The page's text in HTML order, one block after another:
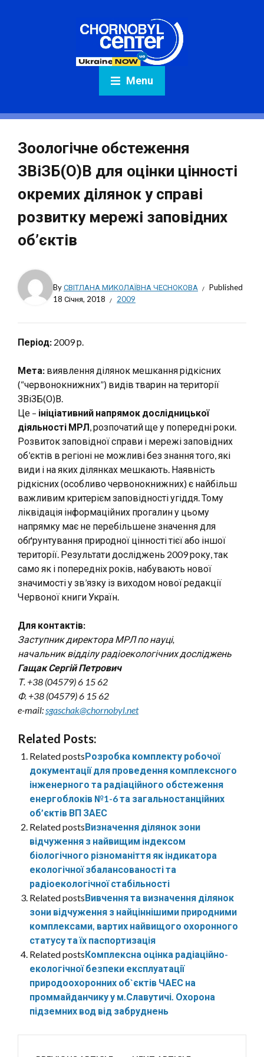
Menu
Зоологічне обстеження
ЗВіЗБ(О)В для оцінки цінності
окремих ділянок у справі
розвитку мережі заповідних
об’єктів
ByСВІТЛАНА МИКОЛАЇВНА ЧЕСНОКОВА
Published
18 Січня, 2018
2009
Період: 2009 р.
Мета: виявлення ділянок мешкання рідкісних
(“червонокнижних”) видів тварин на території
ЗВіЗБ(О)В.
Це – ініціативний напрямок дослідницької
діяльності МРЛ, розпочатий ще у попередні роки.
Розвиток заповідної справи і мережі заповідних
об’єктів в регіоні не можливі без знання того, які
види і на яких ділянках мешкають. Наявність
рідкісних (особливо червонокнижних) є найбільш
важливим критерієм заповідності угіддя. Тому
ліквідація інформаційних прогалин у цьому
напрямку має не перебільшене значення для
обґрунтування природної цінності тієї або іншої
території. Результати досліджень 2009 року, так
само як і попередніх років, набувають нової
значимості у зв’язку із виходом нової редакції
Червоної книги Україн.
Для контактів:
Заступник директора МРЛ по науці,
начальник відділу радіоекологічних досліджень
Гащак Сергій Петрович
Т. +38 (04579) 6 15 62
Ф. +38 (04579) 6 15 62
e-mail:sgaschak@chornobyl.net
Related Posts:
Related postsРозробка комплекту робочої
документації для проведення комплексного
інженерного та радіаційного обстеження
енергоблоків №1-6 та загальностанційних
об’єктів ВП ЗАЕС
Related postsВизначення ділянок зони
відчуження з найвищим індексом
біологічного різноманіття як індикатора
екологічної збалансованості та
радіоекологічної стабільності
Related postsВивчення та визначення ділянок
зони відчуження з найціннішими природними
комплексами, вартих найвищого охоронного
статусу та їх паспортизація
Related postsКомплексна оцінка радіаційно-
екологічної безпеки експлуатації
природоохоронних об`єктів ЧАЕС на
проммайданчику у м.Славутичі. Охорона
підземних вод від забруднень